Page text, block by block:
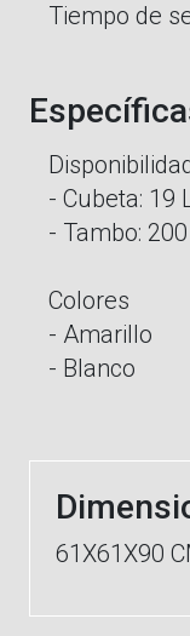
Tiempo de
- Cubeta: 19
- Tambo:
Colores
- Amarillo
- Blanco
61X61X90